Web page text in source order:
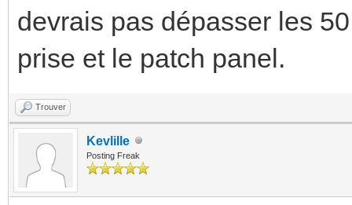
devrais pas dépasser les
prise et le patch panel.
Trouver
Kevlille
Posting Freak